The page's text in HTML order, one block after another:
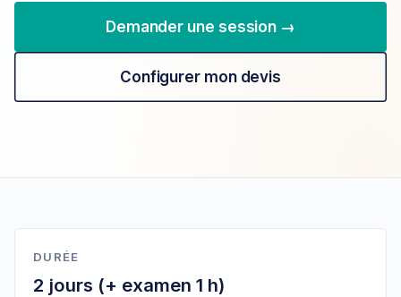
Demander une session →
Configurer mon devis
DURÉE
2 jours (+ examen 1 h)